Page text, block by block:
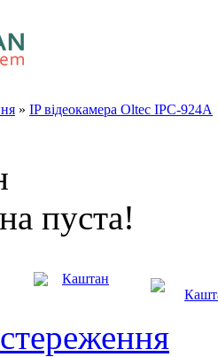
» IP відеокамера Oltec IPC-924A
пуста!
Каштан